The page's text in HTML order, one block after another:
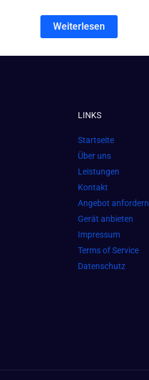
Weiterlesen
LINKS
Startseite
Über uns
Leistungen
Kontakt
Angebot anfordern
Gerät anbieten
Impressum
Terms of Service
Datenschutz